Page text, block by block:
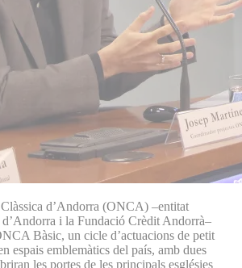
d’Andorra (ONCA) –entitat
i la Fundació Crèdit Andorrà–
Bàsic, un cicle d’actuacions de petit
espais emblemàtics del país, amb dues
les portes de les principals esglésies